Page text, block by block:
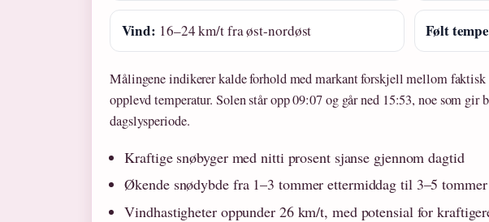
Vind: 16–24 km/t fra øst-nordøst Følt
Målingene indikerer kalde forhold med markant forskjell mellom faktisk
opplevd temperatur. Solen står opp 09:07 og går ned 15:53, noe som gir
dagslysperiode.
Kraftige snøbyger med nitti prosent sjanse gjennom dagtid
Økende snødybde fra 1–3 tommer ettermiddag til 3–5
Vindhastigheter oppunder 26 km/t, med potensial for